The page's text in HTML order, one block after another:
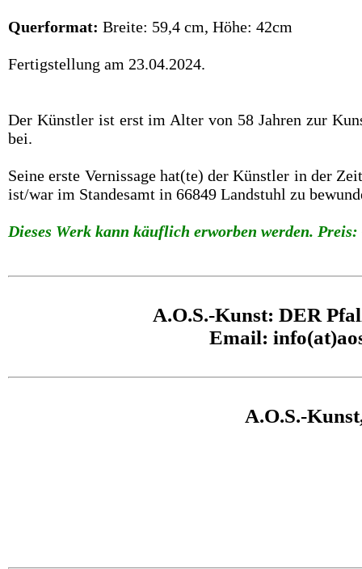
Querformat: Breite: 59,4 cm, Höhe: 42cm
Fertigstellung am 23.04.2024.
Der Künstler ist erst im Alter von 58 Jahren zur
bei.
Seine erste Vernissage hat(te) der Künstler in der
ist/war im Standesamt in 66849 Landstuhl zu
Dieses Werk kann käuflich erworben werden. Preis:
A.O.S.-Kunst: DER
Email:
A.O.S.-